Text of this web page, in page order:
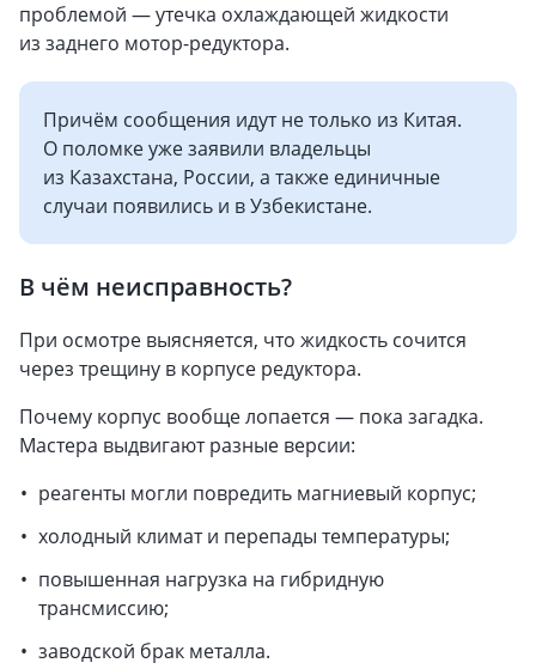
проблемой — утечка охлаждающей жидкости
из заднего мотор-редуктора.
Причём сообщения идут не только из Китая.
О поломке уже заявили владельцы
из Казахстана, России, а также единичные
случаи появились и в Узбекистане.
В чём неисправность?
При осмотре выясняется, что жидкость сочится
через трещину в корпусе редуктора.
Почему корпус вообще лопается — пока загадка.
Мастера выдвигают разные версии:
реагенты могли повредить магниевый корпус;
холодный климат и перепады температуры;
повышенная нагрузка на гибридную
трансмиссию;
заводской брак металла.